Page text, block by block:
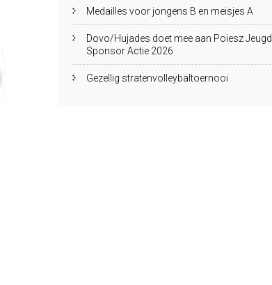
Medailles voor jongens B en meisjes A
Dovo/Hujades doet mee aan Poiesz Jeugd
Sponsor Actie 2026
Gezellig stratenvolleybaltoernooi